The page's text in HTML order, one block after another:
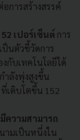
การสร้างสรรค์
52 เปอร์เซ็นต์ การ
ป็นตัวชี้วัดการ
กับเทคโนโลยีได้
ำลังพุ่งสูงขึ้น
ที่เติบโตขึ้น 152
ความสามารถ
ามเป็นหนึ่งใน